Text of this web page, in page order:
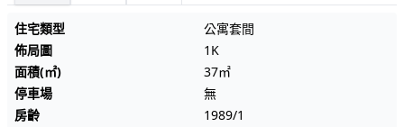
住宅類型
公寓套間
佈局圖
1K
面積(㎡)
37㎡
停車場
無
房齡
1989/1